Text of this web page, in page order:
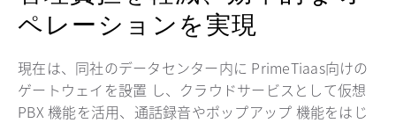
ペレーションを実現
現在は、同社のデータセンター内に PrimeTiaas向けの
ゲートウェイを設置 し、クラウドサービスとして仮想
PBX 機能を活用、通話録音やポップアップ 機能をはじ